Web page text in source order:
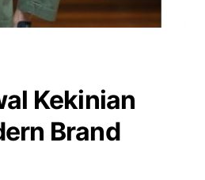
Kekinian
Brand